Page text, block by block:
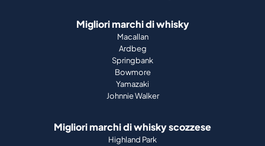
Migliori marchi di whisky
Macallan
Ardbeg
Springbank
Bowmore
Yamazaki
Johnnie Walker
Migliori marchi di whisky scozzese
Highland Park